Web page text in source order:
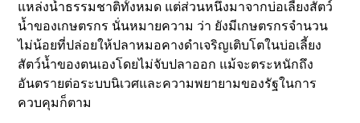
แหล่งน้ำธรรมชาติทั้งหมด แต่ส่วนหนึ่งมาจากบ่อเลี้ยงสัตว์
น้ำของเกษตรกร นั่นหมายความ ว่า ยังมีเกษตรกรจำนวน
ไม่น้อยที่ปล่อยให้ปลาหมอคางดำเจริญเติบโตในบ่อเลี้ยง
สัตว์น้ำของตนเองโดยไม่จับปลาออก แม้จะตระหนักถึง
อันตรายต่อระบบนิเวศและความพยายามของรัฐในการ
ควบคุมก็ตาม